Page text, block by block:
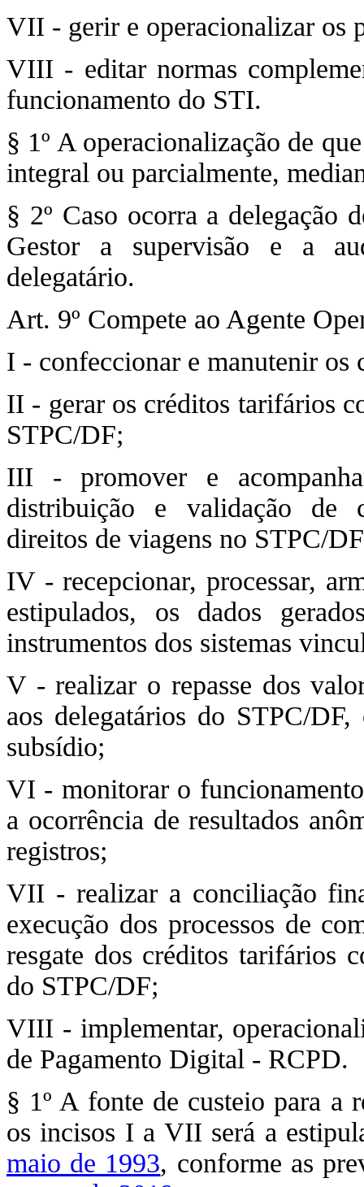
VII - gerir e operacionalizar os
VIII - editar normas
funcionamento do STI.
§ 1º A operacionalização de
integral ou parcialmente,
§ 2º Caso ocorra a delegação
Gestor a supervisão e a
delegatário.
Art. 9º Compete ao Agente
I - confeccionar e manutenir os
II - gerar os créditos tarifários
STPC/DF;
III - promover e
distribuição e validação de
direitos de viagens no STPC/
IV - recepcionar, processar,
estipulados, os dados
instrumentos dos sistemas
V - realizar o repasse dos
aos delegatários do STPC/
subsídio;
VI - monitorar o
a ocorrência de resultados
registros;
VII - realizar a conciliação
execução dos processos de
resgate dos créditos tarifários
do STPC/DF;
VIII - implementar,
de Pagamento Digital - RCPD.
§ 1º A fonte de custeio para a
os incisos I a VII será a
maio de 1993, conforme as